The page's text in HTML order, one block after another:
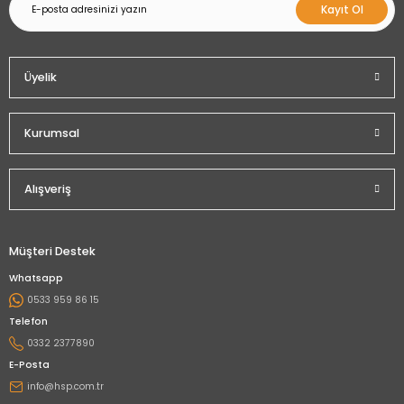
Kayıt Ol
Üyelik
Kurumsal
Alışveriş
Müşteri Destek
Whatsapp
0533 959 86 15
Telefon
0332 2377890
E-Posta
info@hsp.com.tr